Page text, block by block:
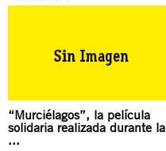
“Murciélagos”, la película
solidaria realizada durante la
...